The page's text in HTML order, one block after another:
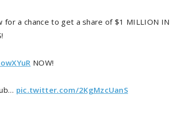
for a chance to get a share of $1 MILLION IN
NOW!
pic.twitter.com/2KgMzcUanS